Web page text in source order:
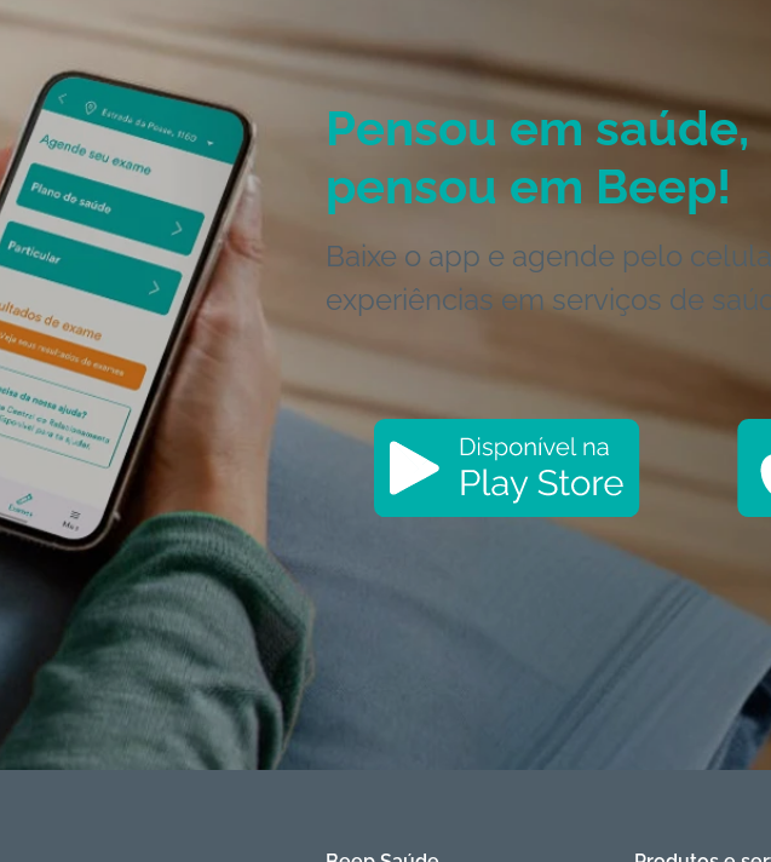
Pensou em saúde,
pensou em Beep!
Baixe o app e agende pelo
experiências em serviços de